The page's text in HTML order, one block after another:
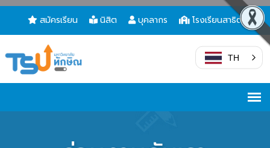
สมัครเรียน นิสิต บุคลากร โรงเรียนสาธิต
TH